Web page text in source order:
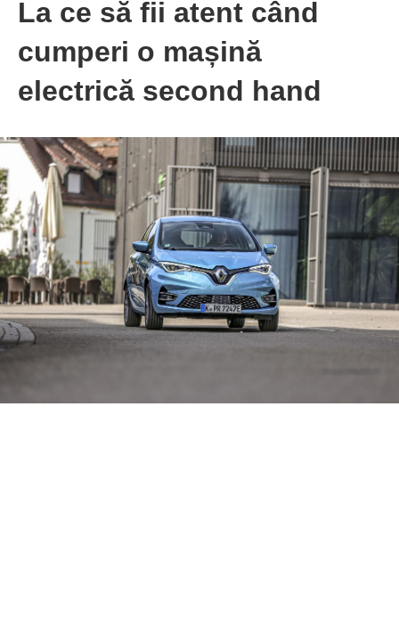
La ce să fii atent când
cumperi o mașină
electrică second hand